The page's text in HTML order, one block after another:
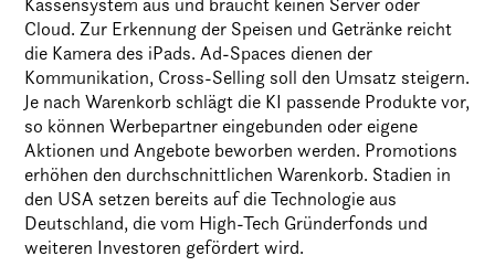
Cloud. Zur Erkennung der Speisen und Getränke reicht
die Kamera des iPads. Ad-Spaces dienen der
Kommunikation, Cross-Selling soll den Umsatz steigern.
Je nach Warenkorb schlägt die KI passende Produkte vor,
so können Werbepartner eingebunden oder eigene
Aktionen und Angebote beworben werden. Promotions
erhöhen den durchschnittlichen Warenkorb. Stadien in
den USA setzen bereits auf die Technologie aus
Deutschland, die vom High-Tech Gründerfonds und
weiteren Investoren gefördert wird.